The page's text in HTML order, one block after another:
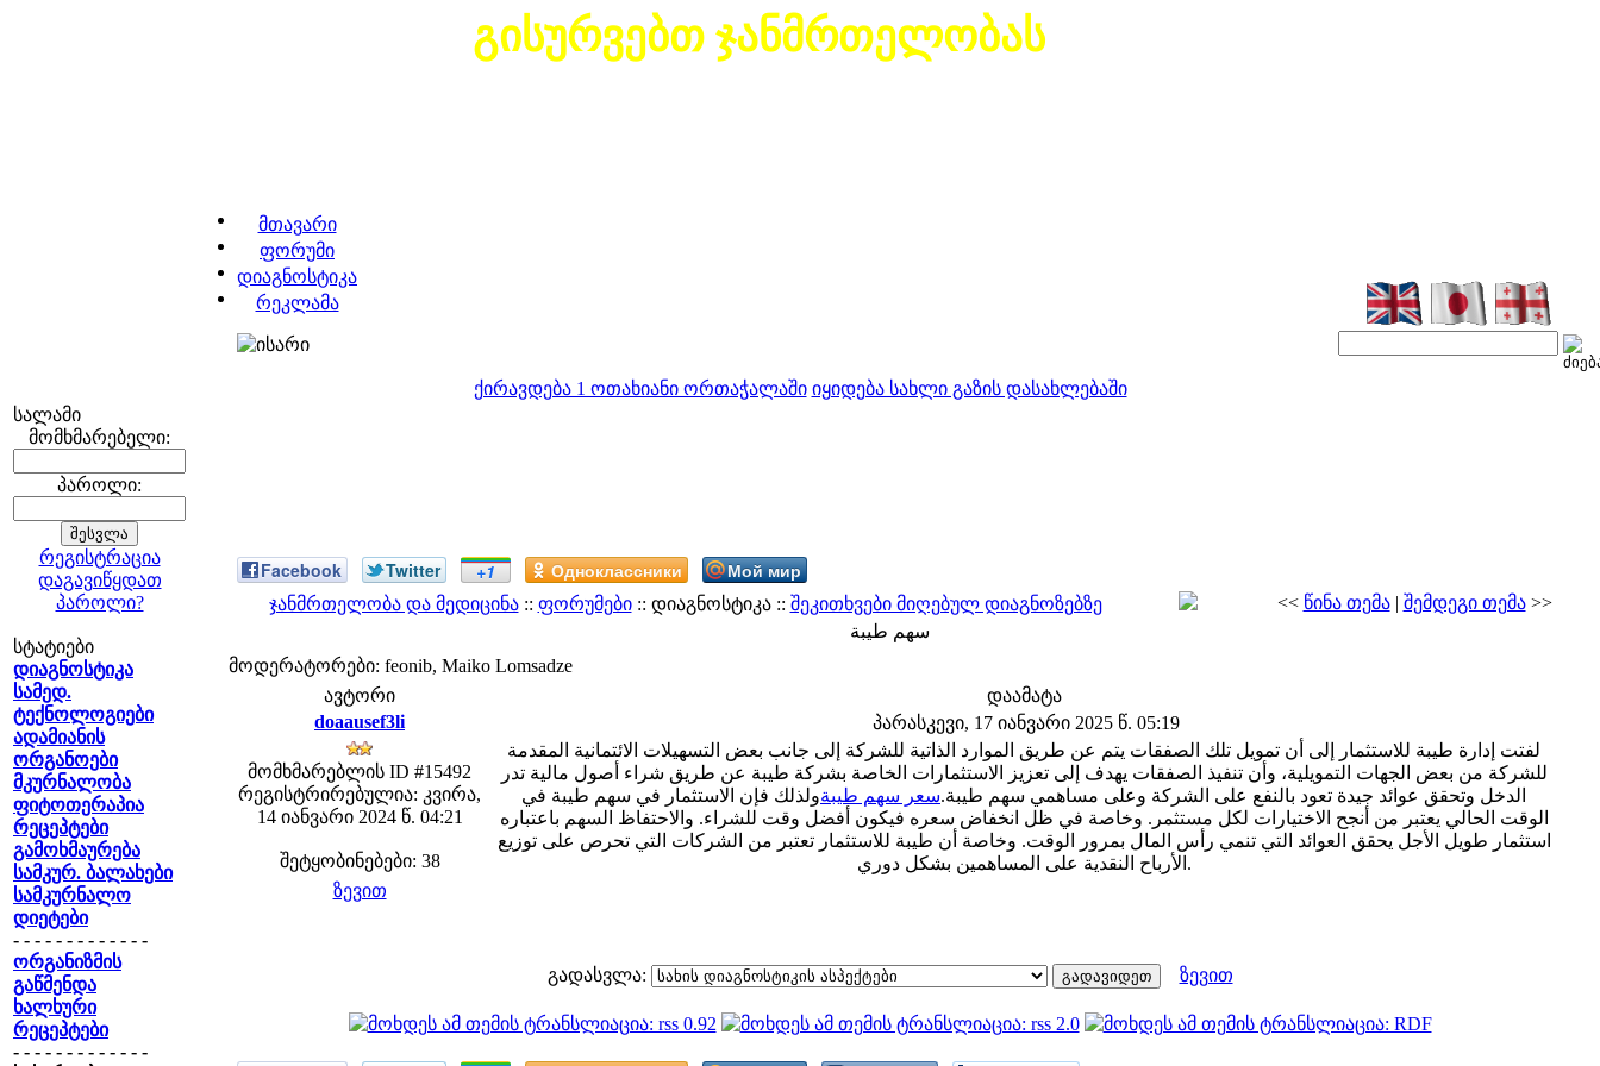
გისურვებთ ჯანმრთელობას
მთავარი
ფორუმი
დიაგნოსტიკა
რეკლამა
ქირავდება 1 ოთახიანი ორთაჭალაში იყიდება სახლი გაზის დასახლებაში
სალამი
მომხმარებელი:
პაროლი:
რეგისტრაცია
დაგავიწყდათ
პაროლი?
სტატიები
დიაგნოსტიკა
სამედ.
ტექნოლოგიები
ადამიანის
ორგანოები
მკურნალობა
ფიტოთერაპია
რეცეპტები
გამოხმაურება
სამკურ. ბალახები
სამკურნალო
დიეტები
- - - - - - - - - - - - -
ორგანიზმის
გაწმენდა
ხალხური
რეცეპტები
- - - - - - - - - - - - -
Facebook Twitter +1 Одноклассники Мой мир
ჯანმრთელობა და მედიცინა:: ფორუმები:: დიაგნოსტიკა :: შეკითხვები მიღებულ დიაგნოზებზე << წინა თემა| შემდეგი თემა>>
سهم طيبة
მოდერატორები: feonib, Maiko Lomsadze
ავტორი
დაამატა
doaausef3li
პარასკევი, 17 იანვარი 2025 წ. 05:19
მომხმარებლის ID #15492
რეგისტრირებულია: კვირა,
14 იანვარი 2024 წ. 04:21
შეტყობინებები: 38
لفتت إدارة طيبة للاستثمار إلى أن تمويل تلك الصفقات يتم عن طريق الموارد الذاتية للشركة إلى جانب بعض التسهيلات الائتمانية المقدمة
للشركة من بعض الجهات التمويلية، وأن تنفيذ الصفقات يهدف إلى تعزيز الاستثمارات الخاصة بشركة طيبة عن طريق شراء أصول مالية تدر
الدخل وتحقق عوائد جيدة تعود بالنفع على الشركة وعلى مساهمي سهم طيبة.سعر سهم طيبةولذلك فإن الاستثمار في سهم طيبة في
الوقت الحالي يعتبر من أنجح الاختيارات لكل مستثمر. وخاصة في ظل انخفاض سعره فيكون أفضل وقت للشراء. والاحتفاظ السهم باعتباره
استثمار طويل الأجل يحقق العوائد التي تنمي رأس المال بمرور الوقت. وخاصة أن طيبة للاستثمار تعتبر من الشركات التي تحرص على توزيع
الأرباح النقدية على المساهمين بشكل دوري.
ზევით
გადასვლა: ზევით